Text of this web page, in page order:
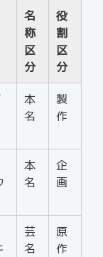
名
称
区
分
役
割
区
分
本
名
製
作
本
名
企
画
芸
名
原
作